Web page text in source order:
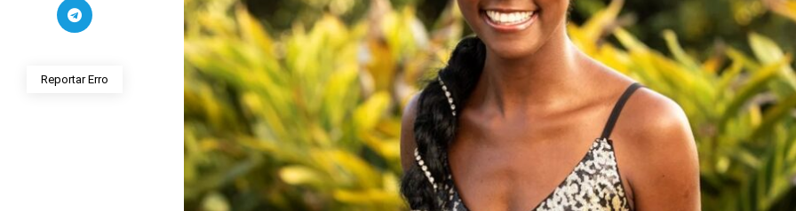
Reportar Erro